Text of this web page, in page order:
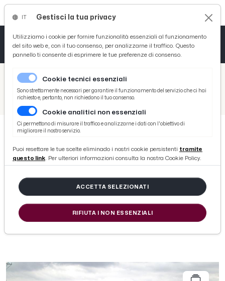
/ Picenotime
/ Ascoli Time
/ Como-Ascoli 0-4: che spettacolo al “Piola”, Picchio da urlo!
Como-Ascoli 0-4: che spettacolo al
“Piola”, Picchio da urlo!
sabato 03 ottobre 2015
Gestisci la tua privacy
Utilizziamo i cookie per fornire funzionalità essenziali al funzionamento
del sito web e, con il tuo consenso, per analizzarne il traffico. Questo
pannello ti consente di esprimere le tue preferenze di consenso.
Cookie tecnici essenziali
Sono strettamente necessari per garantire il funzionamento del servizio che ci hai
richiesto e, pertanto, non richiedono il tuo consenso.
Cookie analitici non essenziali
Ci permettono di misurare il traffico e analizzarne i dati con l'obiettivo di
migliorare il nostro servizio.
Puoi resettare le tue scelte eliminado i nostri cookie persistenti tramite
questo link. Per ulteriori informazioni consulta la nostra Cookie Policy.
ACCETTA SELEZIONATI
RIFIUTA I NON ESSENZIALI
Tutto News
Tutto Sport
Basket
Ciclismo
Tutto Curiosità